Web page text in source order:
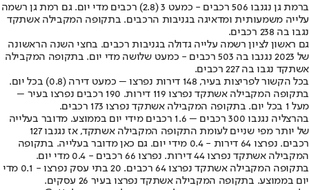
ברמת גן נגנבו 506 רכבים - כמעט 3 (2.8) רכבים מדי יום. גם רמת גן רשמה
עלייה משמעותית ומדאיגה בגניבות הרכבים. בתקופה המקבילה אשתקד
נגבו בה 238 רכבים.
גם ראשון לציון רשמה עלייה גדולה בגניבות רכבים. בחצי השנה הראשונה
של 2023 נגנבו בה 503 רכבים - כמעט שלושה מדי יום. בתקופה המקבילה
אשתקד נגבו בה 227 רכבים.
בכל הקשור לפריצות בעיר, 148 דירות נפרצו – כמעט דירה (0.8) בכל יום.
בתקופה המקבילה אשתקד נפרצו 119 דירות. 190 רכבים נפרצו בעיר –
מעל 1 בכל יום. בתקופה המקבילה אשתקד נפרצו 173 רכבים.
בהרצליה נגנבו 300 רכבים – 1.6 רכבים מידי יום בממוצע. מדובר בעלייה
של יותר מפי שניים לעומת התקופה המקבילה אשתקד, אז נגנבו 127
רכבים. נפרצו 64 דירות - 0.4 מידי יום. גם כאן מדובר בעלייה. בתקופה
המקבילה אשתקד נפרצו 44 דירות. נפרצו 66 רכבים - 0.4 מדי יום.
בתקופה המקבילה אשתקד נפרצו 64 רכבים. 20 בתי עסק נפרצו - 0.1 מדי
יום בממוצע. בתקופה המקבילה אשתקד נפרצו בעיר 26 עסקים.